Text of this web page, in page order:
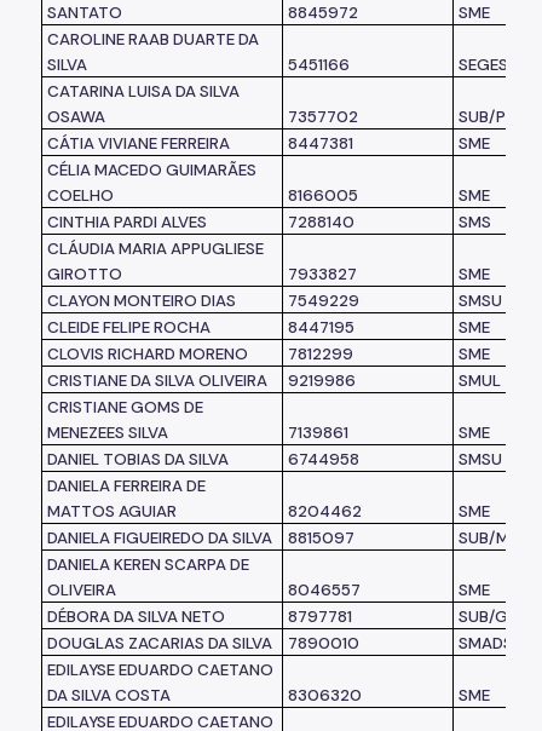
SANTATO
8845972
SME
CAROLINE RAAB DUARTE DA
SILVA
5451166
SEGES
CATARINA LUISA DA SILVA
OSAWA
7357702
SUB/PR
CÁTIA VIVIANE FERREIRA
8447381
SME
CÉLIA MACEDO GUIMARÃES
COELHO
8166005
SME
CINTHIA PARDI ALVES
7288140
SMS
CLÁUDIA MARIA APPUGLIESE
GIROTTO
7933827
SME
CLAYON MONTEIRO DIAS
7549229
SMSU
CLEIDE FELIPE ROCHA
8447195
SME
CLOVIS RICHARD MORENO
7812299
SME
CRISTIANE DA SILVA OLIVEIRA
9219986
SMUL
CRISTIANE GOMS DE
MENEZEES SILVA
7139861
SME
DANIEL TOBIAS DA SILVA
6744958
SMSU
DANIELA FERREIRA DE
MATTOS AGUIAR
8204462
SME
DANIELA FIGUEIREDO DA SILVA
8815097
SUB/MP
DANIELA KEREN SCARPA DE
OLIVEIRA
8046557
SME
DÉBORA DA SILVA NETO
8797781
SUB/G
DOUGLAS ZACARIAS DA SILVA
7890010
SMADS
EDILAYSE EDUARDO CAETANO
DA SILVA COSTA
8306320
SME
EDILAYSE EDUARDO CAETANO